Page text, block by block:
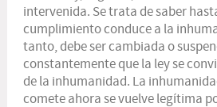
intervenida. Se trata de saber
cumplimiento conduce a la
tanto, debe ser cambiada o
constantemente que la ley se
de la inhumanidad. La
comete ahora se vuelve legítima